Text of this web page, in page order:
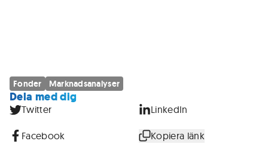
Fonder Marknadsanalyser
Dela med dig
Twitter LinkedIn
Facebook Kopiera länk